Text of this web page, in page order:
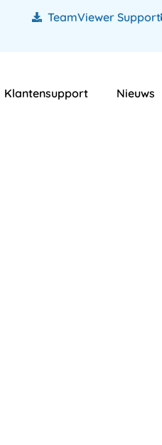
TeamViewer Support
Klantensupport Nieuws